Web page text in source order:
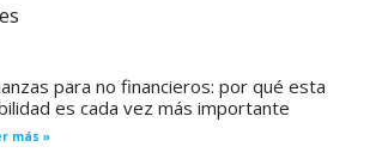
para no financieros: por qué esta
es cada vez más importante
más »